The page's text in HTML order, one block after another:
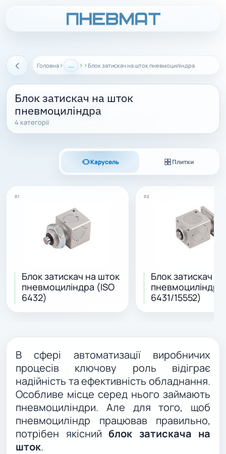
Назад Головна › ... › ›Блок затискач на шток пневмоциліндра
Блок затискач на шток
пневмоциліндра
4 категорії
Карусель Плитки
01
Блок затискач на шток
пневмоциліндра (ISO
6432)
02
Блок затискач
пневмоциліндра
6431/15552)
В сфері автоматизації виробничих
процесів ключову роль відіграє
надійність та ефективність обладнання.
Особливе місце серед нього займають
пневмоциліндри. Але для того, щоб
пневмоциліндр працював правильно,
потрібен якісний блок затискача на
шток.